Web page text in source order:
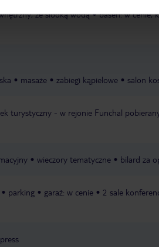
ze słodką wodą basen: w cenie,
masaże zabiegi kąpielowe salon
turystyczny - w rejonie Funchal
wieczory tematyczne bilard za
parking garaż: w cenie 2 sale